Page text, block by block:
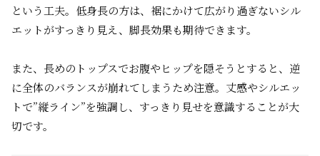
という工夫。低身長の方は、裾にかけて広がり過ぎないシル
エットがすっきり見え、脚長効果も期待できます。
また、長めのトップスでお腹やヒップを隠そうとすると、逆
に全体のバランスが崩れてしまうため注意。丈感やシルエッ
トで”縦ライン”を強調し、すっきり見せを意識することが大
切です。